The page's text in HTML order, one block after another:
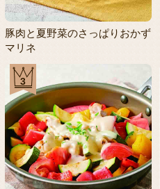
豚肉と夏野菜のさっぱりおかず
マリネ
3